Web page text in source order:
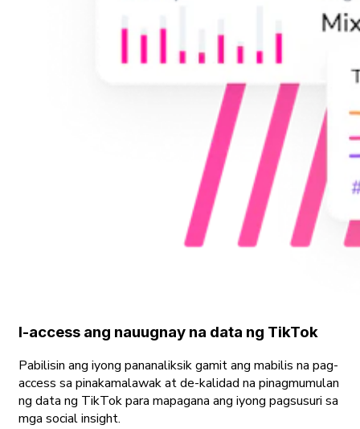
I-access ang nauugnay na data ng TikTok
Pabilisin ang iyong pananaliksik gamit ang mabilis na pag-
access sa pinakamalawak at de-kalidad na pinagmumulan
ng data ng TikTok para mapagana ang iyong pagsusuri sa
mga social insight.